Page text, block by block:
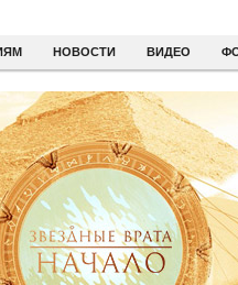
НОВОСТИ ВИДЕО